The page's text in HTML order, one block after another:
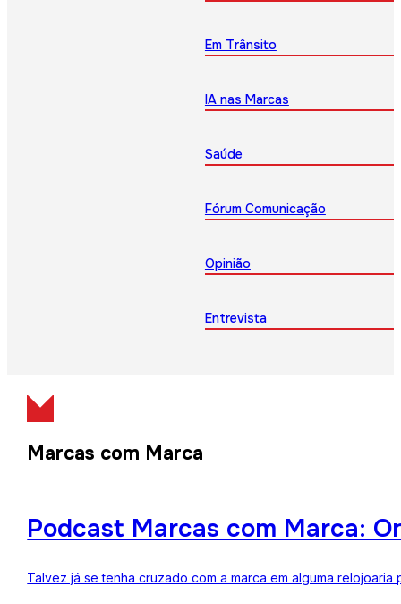
Em Trânsito
IA nas Marcas
Saúde
Fórum Comunicação
Opinião
Entrevista
Marcas com Marca
Podcast Marcas com Marca:
Talvez já se tenha cruzado com a marca em alguma